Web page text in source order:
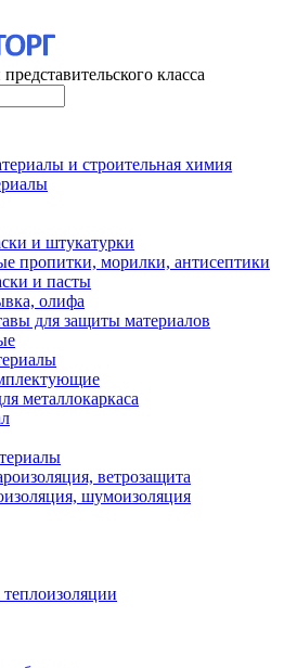
класса
и строительная химия
и штукатурки
пропитки, морилки, антисептики
и пасты
олифа
для защиты материалов
металлокаркаса
ветрозащита
шумоизоляция